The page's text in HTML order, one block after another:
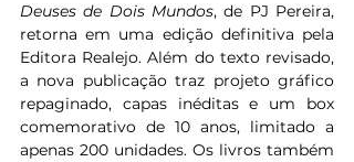
Deuses de Dois Mundos, de PJ Pereira,
retorna em uma edição definitiva pela
Editora Realejo. Além do texto revisado,
a nova publicação traz projeto gráfico
repaginado, capas inéditas e um box
comemorativo de 10 anos, limitado a
apenas 200 unidades. Os livros também